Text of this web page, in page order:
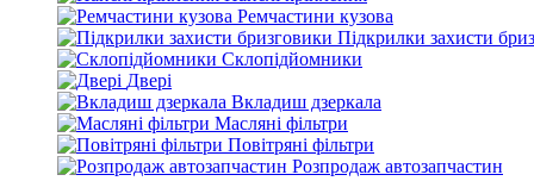
Ремчастини кузова
Підкрилки захисти
Склопідйомники
Двері
Вкладиш дзеркала
Масляні фільтри
Повітряні фільтри
Розпродаж автозапчастин